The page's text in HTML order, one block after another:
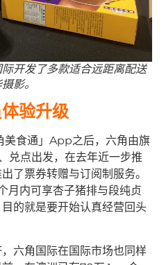
开发了多款适合远距离配送
影。
验升级
美食通」App之后，六角由旗
兑点出发，在去年近一步推
了票券转赠与订阅制服务。
月内可享杏子猪排与段纯贞
的就是要开始认真经营回头
六角国际在国际市场也同样